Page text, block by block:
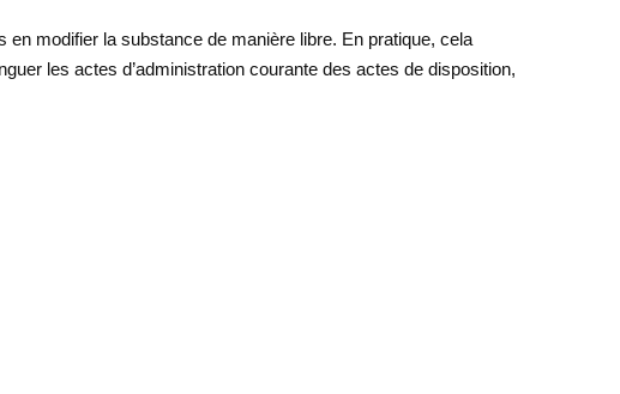
en modifier la substance de manière libre. En pratique, cela
les actes d’administration courante des actes de disposition,